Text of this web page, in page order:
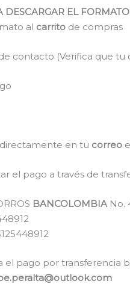
DESCARGAR EL FORMATO
al carrito de compras
contacto (Verifica que tu
en tu correo
el pago a través de
BANCOLOMBIANo.
el pago por transferencia